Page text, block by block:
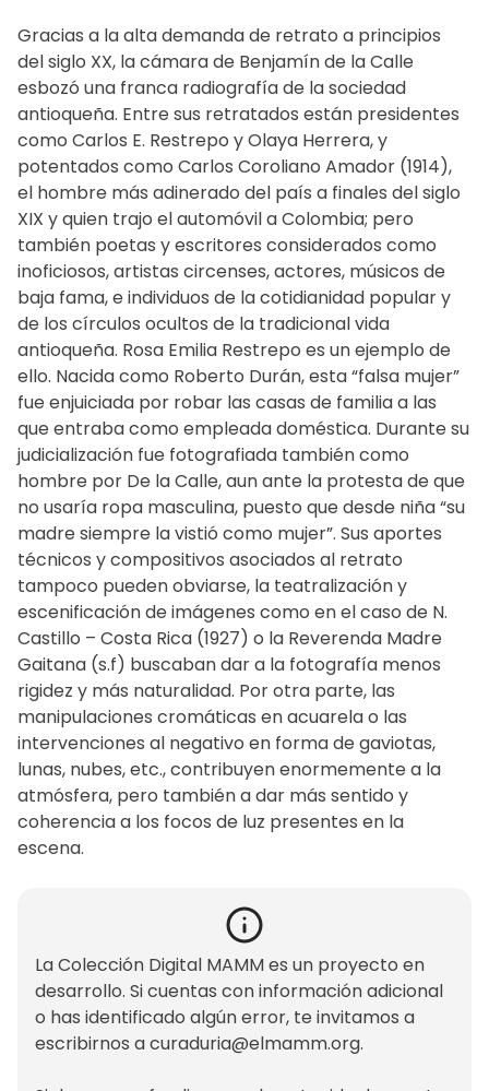
Gracias a la alta demanda de retrato a principios
del siglo XX, la cámara de Benjamín de la Calle
esbozó una franca radiografía de la sociedad
antioqueña. Entre sus retratados están presidentes
como Carlos E. Restrepo y Olaya Herrera, y
potentados como Carlos Coroliano Amador (1914),
el hombre más adinerado del país a finales del siglo
XIX y quien trajo el automóvil a Colombia; pero
también poetas y escritores considerados como
inoficiosos, artistas circenses, actores, músicos de
baja fama, e individuos de la cotidianidad popular y
de los círculos ocultos de la tradicional vida
antioqueña. Rosa Emilia Restrepo es un ejemplo de
ello. Nacida como Roberto Durán, esta “falsa mujer”
fue enjuiciada por robar las casas de familia a las
que entraba como empleada doméstica. Durante su
judicialización fue fotografiada también como
hombre por De la Calle, aun ante la protesta de que
no usaría ropa masculina, puesto que desde niña “su
madre siempre la vistió como mujer”. Sus aportes
técnicos y compositivos asociados al retrato
tampoco pueden obviarse, la teatralización y
escenificación de imágenes como en el caso de N.
Castillo – Costa Rica (1927) o la Reverenda Madre
Gaitana (s.f) buscaban dar a la fotografía menos
rigidez y más naturalidad. Por otra parte, las
manipulaciones cromáticas en acuarela o las
intervenciones al negativo en forma de gaviotas,
lunas, nubes, etc., contribuyen enormemente a la
atmósfera, pero también a dar más sentido y
coherencia a los focos de luz presentes en la
escena.
La Colección Digital MAMM es un proyecto en
desarrollo. Si cuentas con información adicional
o has identificado algún error, te invitamos a
escribirnos acuraduria@elmamm.org.